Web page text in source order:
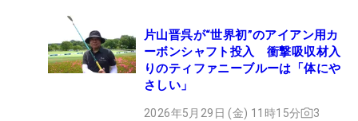
片山晋呉が“世界初”のアイアン用カ
ーボンシャフト投入 衝撃吸収材入
りのティファニーブルーは「体にや
さしい」
2026年5月29日 (金) 11時15分 3